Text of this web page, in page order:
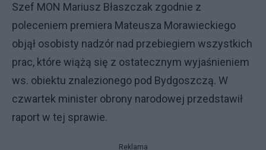
Szef MON Mariusz Błaszczak zgodnie z
poleceniem premiera Mateusza Morawieckiego
objął osobisty nadzór nad przebiegiem wszystkich
prac, które wiążą się z ostatecznym wyjaśnieniem
ws. obiektu znalezionego pod Bydgoszczą. W
czwartek minister obrony narodowej przedstawił
raport w tej sprawie.
Reklama